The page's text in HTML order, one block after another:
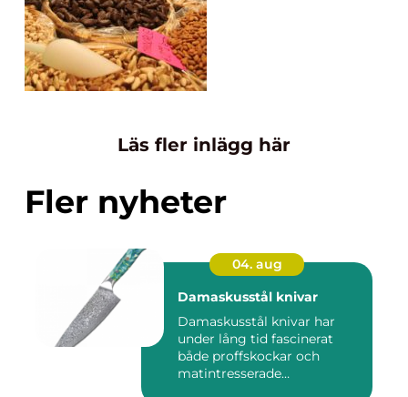
Läs fler inlägg här
Fler nyheter
04. aug
Damaskusstål knivar
Damaskusstål knivar har
under lång tid fascinerat
både proffskockar och
matintresserade